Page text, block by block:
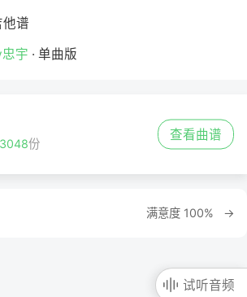
他谱
宇 · 单曲版
份
查看曲谱
满意度 100% →
试听音频